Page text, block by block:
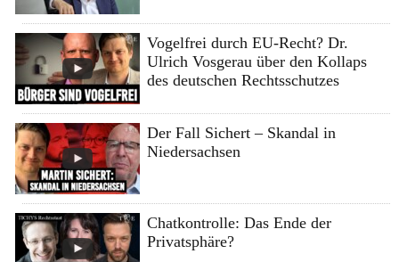
Vogelfrei durch EU-Recht? Dr.
Ulrich Vosgerau über den Kollaps
des deutschen Rechtsschutzes
Der Fall Sichert – Skandal in
Niedersachsen
Chatkontrolle: Das Ende der
Privatsphäre?